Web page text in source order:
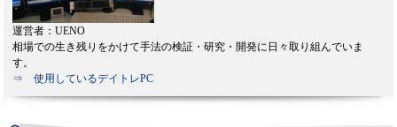
運営者：UENO
相場での生き残りをかけて手法の検証・研究・開発に日々取り組んでいま
す。
⇒ 使用しているデイトレPC